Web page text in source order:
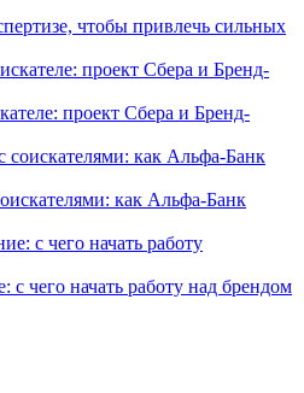
чтобы привлечь сильных
проект Сбера и Бренд-
как Альфа-Банк
с чего начать работу над брендом